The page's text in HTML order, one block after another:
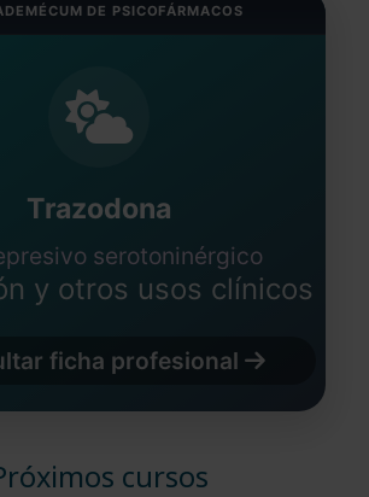
DE PSICOFÁRMACOS
Trazodona
serotoninérgico
y otros usos clínicos
ficha profesional
cursos